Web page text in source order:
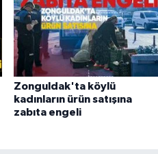
Zonguldak'ta köylü
kadınların ürün satışına
zabıta engeli